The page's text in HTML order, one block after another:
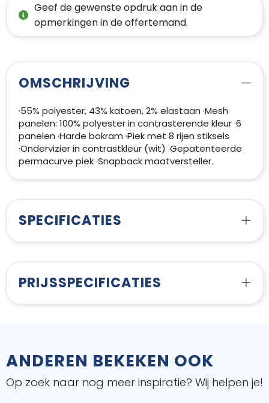
Geef de gewenste opdruk aan in de
opmerkingen in de offertemand.
OMSCHRIJVING
·55% polyester, 43% katoen, 2% elastaan ·Mesh
panelen: 100% polyester in contrasterende kleur ·6
panelen ·Harde bokram ·Piek met 8 rijen stiksels
·Ondervizier in contrastkleur (wit) ·Gepatenteerde
permacurve piek ·Snapback maatversteller.
SPECIFICATIES
PRIJSSPECIFICATIES
ANDEREN BEKEKEN OOK
Op zoek naar nog meer inspiratie? Wij helpen je!